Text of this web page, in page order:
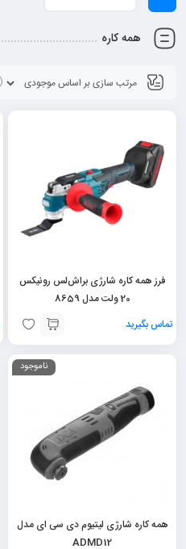
همه کاره
فرز همه کاره شارژی براش‌لس رونیکس
20 ولت مدل 8659
تماس بگیرید
ناموجود
همه کاره شارژی لیتیوم دی سی ای مدل
ADMD12